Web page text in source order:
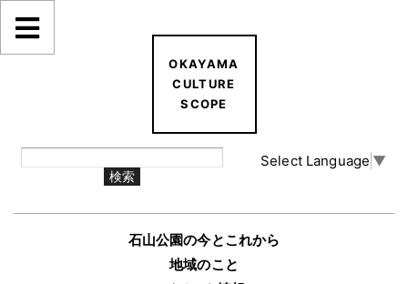
OKAYAMA
CULTURE
SCOPE
Select Language ▼
石山公園の今とこれから
地域のこと